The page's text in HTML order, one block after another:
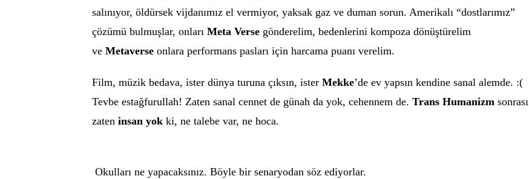
salınıyor, öldürsek vijdanımız el vermiyor, yaksak gaz ve duman sorun. Amerikalı “dostlarımız”
çözümü bulmuşlar, onları Meta Verse gönderelim, bedenlerini kompoza dönüştürelim
ve Metaverse onlara performans pasları için harcama puanı verelim.
Film, müzik bedava, ister dünya turuna çıksın, ister Mekke’de ev yapsın kendine sanal alemde. :(
Tevbe estağfurullah! Zaten sanal cennet de günah da yok, cehennem de. Trans Humanizm sonrası
zaten insan yok ki, ne talebe var, ne hoca.
Okulları ne yapacaksınız. Böyle bir senaryodan söz ediyorlar.